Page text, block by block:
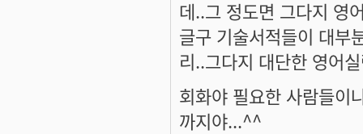
데..그 정도면 그다지 영
글구 기술서적들이 대부
리..그다지 대단한 영어
회화야 필요한 사람들이
까지야...^^